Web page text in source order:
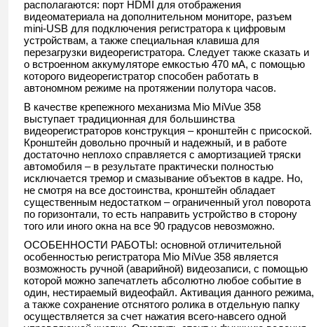
располагаются: порт HDMI для отображения
видеоматериала на дополнительном мониторе, разъем
mini-USB для подключения регистратора к цифровым
устройствам, а также специальная клавиша для
перезагрузки видеорегистратора. Следует также сказать и
о встроенном аккумуляторе емкостью 470 мА, с помощью
которого видеорегистратор способен работать в
автономном режиме на протяжении полутора часов.
В качестве крепежного механизма Mio MiVue 358
выступает традиционная для большинства
видеорегистраторов конструкция – кронштейн с присоской.
Кронштейн довольно прочный и надежный, и в работе
достаточно неплохо справляется с амортизацией тряски
автомобиля – в результате практически полностью
исключается тремор и смазывание объектов в кадре. Но,
не смотря на все достоинства, кронштейн обладает
существенным недостатком – ограниченный угол поворота
по горизонтали, то есть направить устройство в сторону
того или иного окна на все 90 градусов невозможно.
ОСОБЕННОСТИ РАБОТЫ: основной отличительной
особенностью регистратора Mio MiVue 358 является
возможность ручной (аварийной) видеозаписи, с помощью
которой можно запечатлеть абсолютно любое событие в
один, нестираемый видеофайл. Активация данного режима,
а также сохранение отснятого ролика в отдельную папку
осуществляется за счет нажатия всего-навсего одной